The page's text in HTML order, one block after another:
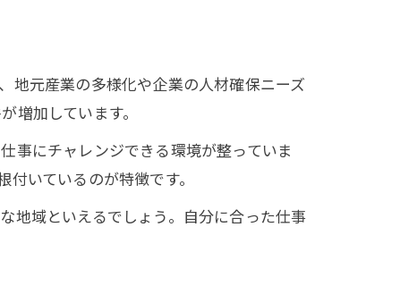
地元産業の多様化や企業の人材確保ニーズ
増加しています。
事にチャレンジできる環境が整っていま
いているのが特徴です。
地域といえるでしょう。自分に合った仕事